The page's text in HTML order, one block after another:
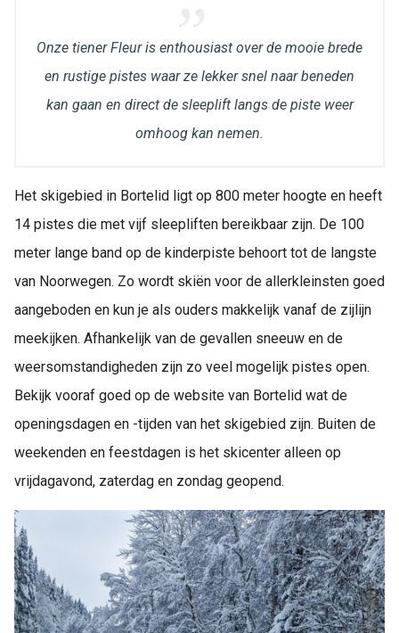
Onze tiener Fleur is enthousiast over de mooie brede
en rustige pistes waar ze lekker snel naar beneden
kan gaan en direct de sleeplift langs de piste weer
omhoog kan nemen.
Het skigebied in Bortelid ligt op 800 meter hoogte en heeft
14 pistes die met vijf sleepliften bereikbaar zijn. De 100
meter lange band op de kinderpiste behoort tot de langste
van Noorwegen. Zo wordt skiën voor de allerkleinsten goed
aangeboden en kun je als ouders makkelijk vanaf de zijlijn
meekijken. Afhankelijk van de gevallen sneeuw en de
weersomstandigheden zijn zo veel mogelijk pistes open.
Bekijk vooraf goed op de website van Bortelid wat de
openingsdagen en -tijden van het skigebied zijn. Buiten de
weekenden en feestdagen is het skicenter alleen op
vrijdagavond, zaterdag en zondag geopend.